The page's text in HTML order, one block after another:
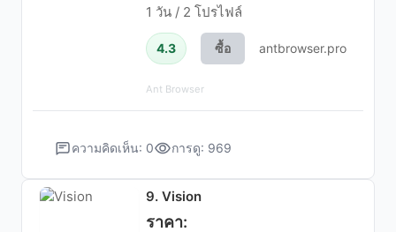
1 วัน / 2 โปรไฟล์
4.3 ซื้อ antbrowser.pro
Ant Browser
ความคิดเห็น: 0 การดู: 969
9. Vision
ราคา: